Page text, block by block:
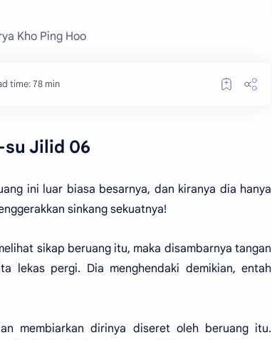
Kho Ping Hoo
time: 78 min
su Jilid 06
ini luar biasa besarnya, dan kiranya dia hanya
sinkang sekuatnya!
sikap beruang itu, maka disambarnya tangan
lekas pergi. Dia menghendaki demikian, entah
membiarkan dirinya diseret oleh beruang itu.